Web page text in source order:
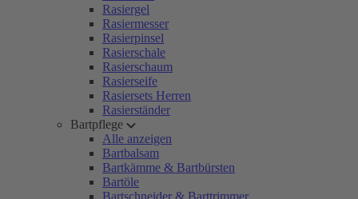
Rasiergel
Rasiermesser
Rasierpinsel
Rasierschale
Rasierschaum
Rasierseife
Rasiersets Herren
Rasierständer
Bartpflege
Alle anzeigen
Bartbalsam
Bartkämme & Bartbürsten
Bartöle
Bartschneider & Barttrimmer